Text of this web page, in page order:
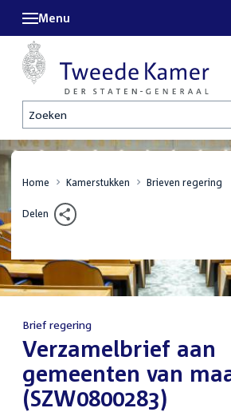
Zoeken
Menu
Home Kamerstukken Brieven regering
Delen
Brief regering
:Verzamelbrief aan
gemeenten van
(SZW0800283)